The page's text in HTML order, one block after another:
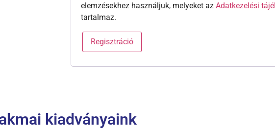
elemzésekhez használjuk, melyeket azAdatkezelési
tartalmaz.
Regisztráció
kiadványaink